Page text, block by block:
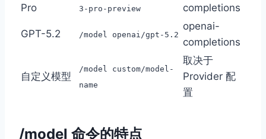
Pro
3-pro-preview
completions
GPT-5.2 /model openai/gpt-5.2
openai-
completions
自定义模型
/model custom/model-
name
取决于
Provider 配
置
/model 命令的特点